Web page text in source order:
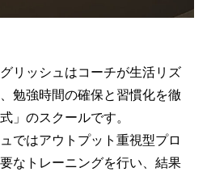
リッシュはコーチが生活リズ
勉強時間の確保と習慣化を徹
」のスクールです。
ではアウトプット重視型プロ
なトレーニングを行い、結果